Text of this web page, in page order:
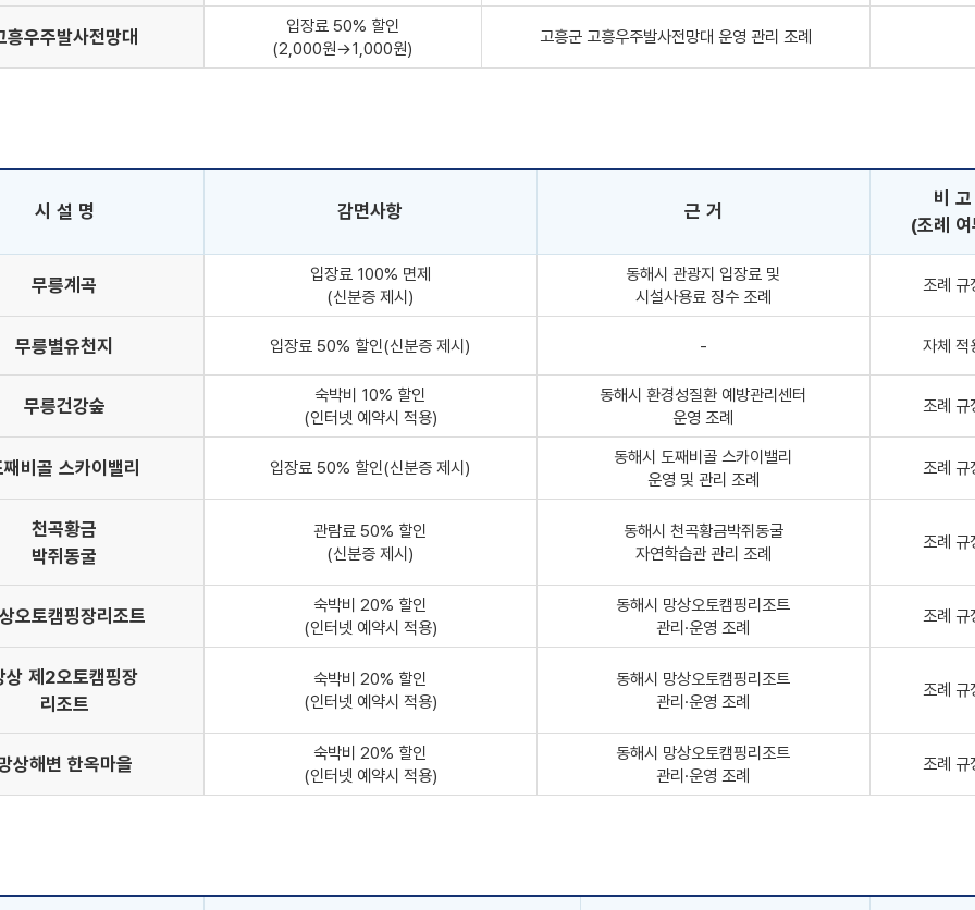
흥우주발사전망대
입장료 50% 할인
(2,000원→1,000원)
고흥군 고흥우주발사전망대 운영 관리 조례
시 설 명 감면사항 근 거
비 고
(조례
무릉계곡
입장료 100% 면제
(신분증 제시)
동해시 관광지 입장료 및
시설사용료 징수 조례
조례 규
무릉별유천지 입장료 50% 할인(신분증 제시) - 자체 적
무릉건강숲
숙박비 10% 할인
(인터넷 예약시 적용)
동해시 환경성질환 예방관리센터
운영 조례
조례 규
째비골 스카이밸리 입장료 50% 할인(신분증 제시)
동해시 도째비골 스카이밸리
운영 및 관리 조례
조례 규
천곡황금
박쥐동굴
관람료 50% 할인
(신분증 제시)
동해시 천곡황금박쥐동굴
자연학습관 관리 조례
조례 규
오토캠핑장리조트
숙박비 20% 할인
(인터넷 예약시 적용)
동해시 망상오토캠핑리조트
관리·운영 조례
조례 규
상 제2오토캠핑장
리조트
숙박비 20% 할인
(인터넷 예약시 적용)
동해시 망상오토캠핑리조트
관리·운영 조례
조례 규
상해변 한옥마을
숙박비 20% 할인
(인터넷 예약시 적용)
동해시 망상오토캠핑리조트
관리·운영 조례
조례 규